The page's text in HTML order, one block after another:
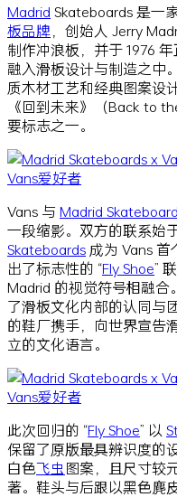
Madrid Skateboards 是一
板品牌 ，创始人 Jerry
制作冲浪板，并于 1976
融入滑板设计与制造之中
质木材工艺和经典图案设
《回到未来》（Back to
要标志之一。
Vans 与 Madrid
一段缩影。双方的联系始
Skateboards 成为 Vans
出了标志性的 “Fly Shoe”
Madrid 的视觉符号相融
了滑板文化内部的认同
的鞋厂携手，向世界宣告
立的文化语言。
此次回归的 “Fly Shoe” 以
保留了原版最具辨识度的
白色飞虫 图案，且尺寸较
著。鞋头与后跟以黑色麂